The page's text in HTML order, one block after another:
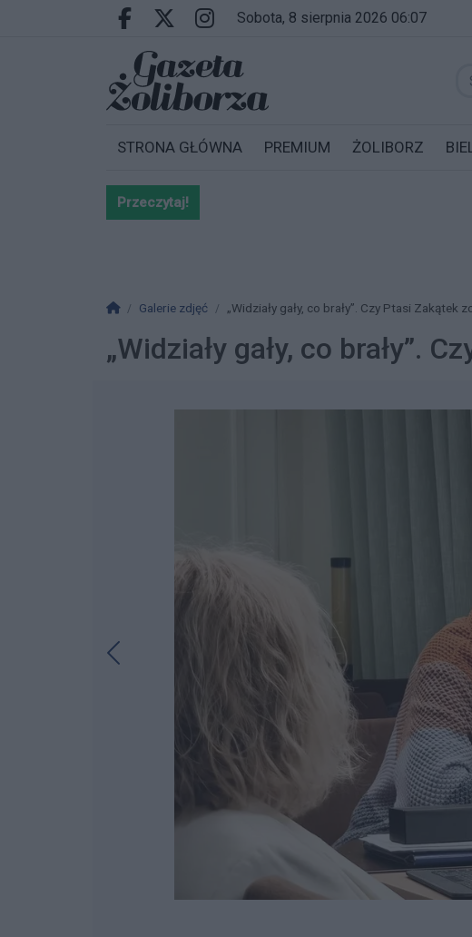
Przejdź do głównych treści
Przejdź do wyszukiwarki
Przejdź do głównego menu
Facebook.com
X.comInstagram.com
sobota, 8 sierpnia 2026 06:07
STRONA GŁÓWNA PREMIUM ŻOLIBORZ
Przeczytaj!
Strona główna
Galerie zdjęć „Widziały gały, co brały”. Czy Ptasi Zakątek
„Widziały gały, co brały”.